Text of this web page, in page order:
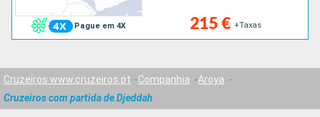
Pague em 4X 215 € +Taxas
Cruzeiros www.cruzeiros.pt Companhia
Aroya
Cruzeiros com partida de Djeddah